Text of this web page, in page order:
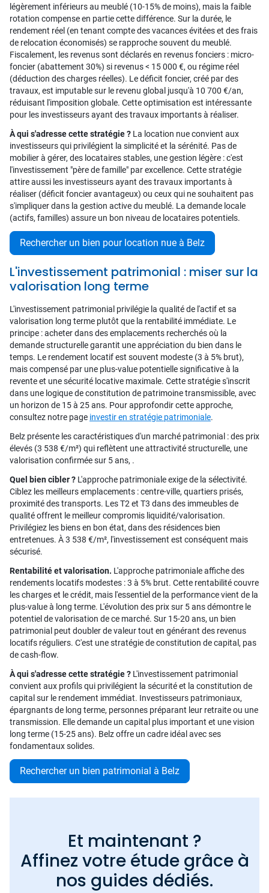
légèrement inférieurs au meublé (10-15% de moins), mais la faible
rotation compense en partie cette différence. Sur la durée, le
rendement réel (en tenant compte des vacances évitées et des frais
de relocation économisés) se rapproche souvent du meublé.
Fiscalement, les revenus sont déclarés en revenus fonciers : micro-
foncier (abattement 30%) si revenus < 15 000 €, ou régime réel
(déduction des charges réelles). Le déficit foncier, créé par des
travaux, est imputable sur le revenu global jusqu'à 10 700 €/an,
réduisant l'imposition globale. Cette optimisation est intéressante
pour les investisseurs ayant des travaux importants à réaliser.
À qui s'adresse cette stratégie ? La location nue convient aux
investisseurs qui privilégient la simplicité et la sérénité. Pas de
mobilier à gérer, des locataires stables, une gestion légère : c'est
l'investissement "père de famille" par excellence. Cette stratégie
attire aussi les investisseurs ayant des travaux importants à
réaliser (déficit foncier avantageux) ou ceux qui ne souhaitent pas
s'impliquer dans la gestion active du meublé. La demande locale
(actifs, familles) assure un bon niveau de locataires potentiels.
Rechercher un bien pour location nue à Belz
L'investissement patrimonial : miser sur la
valorisation long terme
L'investissement patrimonial privilégie la qualité de l'actif et sa
valorisation long terme plutôt que la rentabilité immédiate. Le
principe : acheter dans des emplacements recherchés où la
demande structurelle garantit une appréciation du bien dans le
temps. Le rendement locatif est souvent modeste (3 à 5% brut),
mais compensé par une plus-value potentielle significative à la
revente et une sécurité locative maximale. Cette stratégie s'inscrit
dans une logique de constitution de patrimoine transmissible, avec
un horizon de 15 à 25 ans. Pour approfondir cette approche,
consultez notre page investir en stratégie patrimoniale.
Belz présente les caractéristiques d'un marché patrimonial : des prix
élevés (3 538 €/m²) qui reflètent une attractivité structurelle, une
valorisation confirmée sur 5 ans, .
Quel bien cibler ? L'approche patrimoniale exige de la sélectivité.
Ciblez les meilleurs emplacements : centre-ville, quartiers prisés,
proximité des transports. Les T2 et T3 dans des immeubles de
qualité offrent le meilleur compromis liquidité/valorisation.
Privilégiez les biens en bon état, dans des résidences bien
entretenues. À 3 538 €/m², l'investissement est conséquent mais
sécurisé.
Rentabilité et valorisation. L'approche patrimoniale affiche des
rendements locatifs modestes : 3 à 5% brut. Cette rentabilité couvre
les charges et le crédit, mais l'essentiel de la performance vient de la
plus-value à long terme. L'évolution des prix sur 5 ans démontre le
potentiel de valorisation de ce marché. Sur 15-20 ans, un bien
patrimonial peut doubler de valeur tout en générant des revenus
locatifs réguliers. C'est une stratégie de constitution de capital, pas
de cash-flow.
À qui s'adresse cette stratégie ? L'investissement patrimonial
convient aux profils qui privilégient la sécurité et la constitution de
capital sur le rendement immédiat. Investisseurs patrimoniaux,
épargnants de long terme, personnes préparant leur retraite ou une
transmission. Elle demande un capital plus important et une vision
long terme (15-25 ans). Belz offre un cadre idéal avec ses
fondamentaux solides.
Rechercher un bien patrimonial à Belz
Et maintenant ?
Affinez votre étude grâce à
nos guides dédiés.